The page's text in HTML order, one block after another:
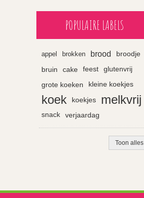
POPULAIRE LABELS
appel brokken brood broodje
bruin cake feest glutenvrij
grote koeken kleine koekjes
koek koekjes melkvrij
snack verjaardag
Toon alles